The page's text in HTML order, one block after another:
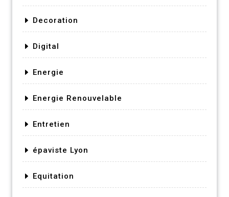
Decoration
Digital
Energie
Energie Renouvelable
Entretien
épaviste Lyon
Equitation